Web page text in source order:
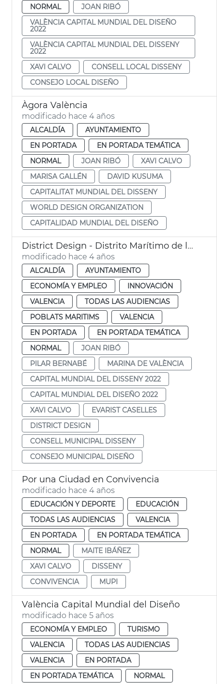
NORMAL
JOAN RIBÓ
VALÈNCIA CAPITAL MUNDIAL DEL DISEÑO
2022
VALÈNCIA CAPITAL MUNDIAL DEL DISSENY
2022
XAVI CALVO
CONSELL LOCAL DISSENY
CONSEJO LOCAL DISEÑO
Àgora València
modificado hace 4 años
ALCALDÍA
AYUNTAMIENTO
EN PORTADA
EN PORTADA TEMÁTICA
NORMAL
JOAN RIBÓ
XAVI CALVO
MARISA GALLÉN
DAVID KUSUMA
CAPITALITAT MUNDIAL DEL DISSENY
WORLD DESIGN ORGANIZATION
CAPITALIDAD MUNDIAL DEL DISEÑO
District Design - Distrito Marítimo de la Innovación y la Creatividad
modificado hace 4 años
ALCALDÍA
AYUNTAMIENTO
ECONOMÍA Y EMPLEO
INNOVACIÓN
VALENCIA
TODAS LAS AUDIENCIAS
POBLATS MARITIMS
VALENCIA
EN PORTADA
EN PORTADA TEMÁTICA
NORMAL
JOAN RIBÓ
PILAR BERNABÉ
MARINA DE VALÈNCIA
CAPITAL MUNDIAL DEL DISSENY 2022
CAPITAL MUNDIAL DEL DISEÑO 2022
XAVI CALVO
EVARIST CASELLES
DISTRICT DESIGN
CONSELL MUNICIPAL DISSENY
CONSEJO MUNICIPAL DISEÑO
Por una Ciudad en Convivencia
modificado hace 4 años
EDUCACIÓN Y DEPORTE
EDUCACIÓN
TODAS LAS AUDIENCIAS
VALENCIA
EN PORTADA
EN PORTADA TEMÁTICA
NORMAL
MAITE IBÁÑEZ
XAVI CALVO
DISSENY
CONVIVENCIA
MUPI
València Capital Mundial del Diseño
modificado hace 5 años
ECONOMÍA Y EMPLEO
TURISMO
VALENCIA
TODAS LAS AUDIENCIAS
VALENCIA
EN PORTADA
EN PORTADA TEMÁTICA
NORMAL